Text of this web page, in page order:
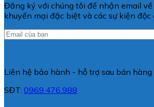
Đăng ký với chúng tôi để nhận email
khuyến mại đặc biệt và các sự kiện độc
Liên hệ bảo hành - hỗ trợ sau bán hàng
SĐT: 0969.476.988